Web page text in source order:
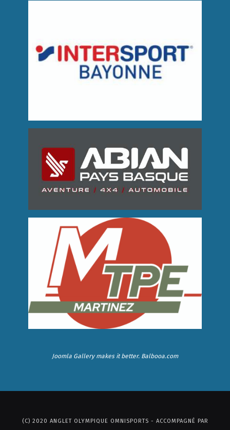
Joomla Gallerymakes it better. Balbooa.com
(C) 2020 ANGLET OLYMPIQUE OMNISPORTS - ACCOMPAGNÉ PAR